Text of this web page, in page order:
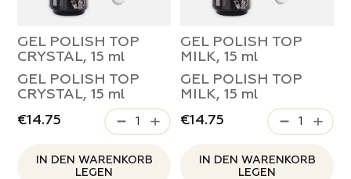
GEL POLISH TOP
CRYSTAL, 15 ml
€14.75
IN DEN WARENKORB
LEGEN
GEL POLISH TOP
CRYSTAL, 15 ml
GEL POLISH TOP
MILK, 15 ml
€14.75
IN DEN WARENKORB
LEGEN
GEL POLISH TOP
MILK, 15 ml